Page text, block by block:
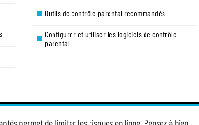
Outils de contrôle parental recommandés
Configurer et utiliser les logiciels de contrôle
parental
permet de limiter les risques en ligne. Pensez à bien